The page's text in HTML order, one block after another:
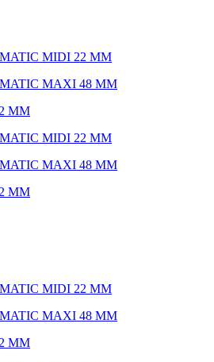
MIDI 22 ММ
MAXI 48 ММ
ММ
MIDI 22 ММ
MAXI 48 ММ
ММ
MIDI 22 ММ
MAXI 48 ММ
ММ